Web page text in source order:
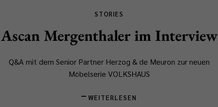
STORIES
Ascan Mergenthaler im Interview
Q&A mit dem Senior Partner Herzog & de Meuron zur neuen
Möbelserie VOLKSHAUS
WEITERLESEN